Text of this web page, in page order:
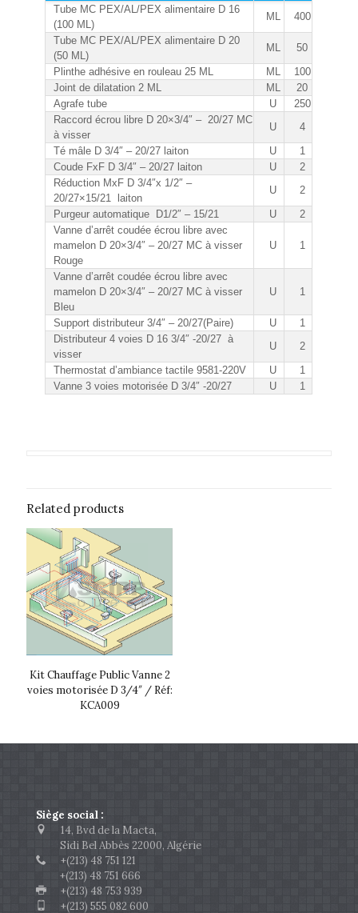
Tube MC PEX/AL/PEX alimentaire D 16
(100 ML)
ML
400
Tube MC PEX/AL/PEX alimentaire D 20
(50 ML)
ML
50
Plinthe adhésive en rouleau 25 ML
ML
100
Joint de dilatation 2 ML
ML
20
Agrafe tube
U
250
Raccord écrou libre D 20×3/4″ – 20/27 MC
à visser
U
4
Té mâle D 3/4″ – 20/27 laiton
U
1
Coude FxF D 3/4″ – 20/27 laiton
U
2
Réduction MxF D 3/4″x 1/2″ –
20/27×15/21 laiton
U
2
Purgeur automatique D1/2″ – 15/21
U
2
Vanne d’arrêt coudée écrou libre avec
mamelon D 20×3/4″ – 20/27 MC à visser
Rouge
U 1
Vanne d’arrêt coudée écrou libre avec
mamelon D 20×3/4″ – 20/27 MC à visser
Bleu
U 1
Support distributeur 3/4″ – 20/27(Paire) U
1
Distributeur 4 voies D 16 3/4″ -20/27 à
visser
U
2
Thermostat d’ambiance tactile 9581-220V
U
1
Vanne 3 voies motorisée D 3/4″ -20/27
U 1
Related products
Kit Chauffage Public Vanne 2
voies motorisée D 3/4″ / Réf:
KCA009
Siège social :
14, Bvd de la Macta,
Sidi Bel Abbès 22000, Algérie
+(213) 48 751 121
+(213) 48 751 666
+(213) 48 753 939
+(213) 555 082 600